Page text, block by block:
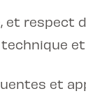
et respect
et
et